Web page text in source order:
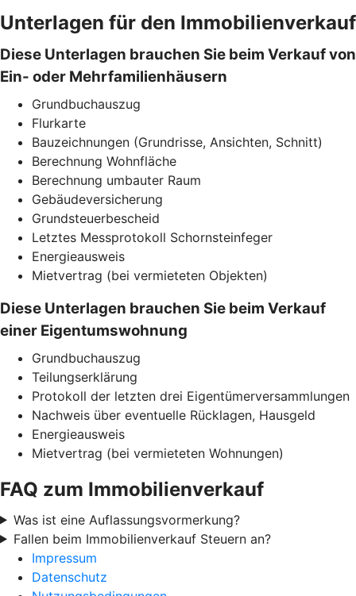
Unterlagen für den Immobilienverkauf
Diese Unterlagen brauchen Sie beim Verkauf von
Ein- oder Mehrfamilienhäusern
Grundbuchauszug
Flurkarte
Bauzeichnungen (Grundrisse, Ansichten, Schnitt)
Berechnung Wohnfläche
Berechnung umbauter Raum
Gebäudeversicherung
Grundsteuerbescheid
Letztes Messprotokoll Schornsteinfeger
Energieausweis
Mietvertrag (bei vermieteten Objekten)
Diese Unterlagen brauchen Sie beim Verkauf
einer Eigentumswohnung
Grundbuchauszug
Teilungserklärung
Protokoll der letzten drei Eigentümerversammlungen
Nachweis über eventuelle Rücklagen, Hausgeld
Energieausweis
Mietvertrag (bei vermieteten Wohnungen)
FAQ zum Immobilienverkauf
Was ist eine Auflassungsvormerkung?
Fallen beim Immobilienverkauf Steuern an?
Impressum
Datenschutz